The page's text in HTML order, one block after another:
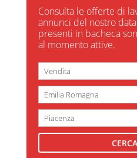
Consulta le offerte di
annunci del nostro
presenti in bacheca
al momento attive.